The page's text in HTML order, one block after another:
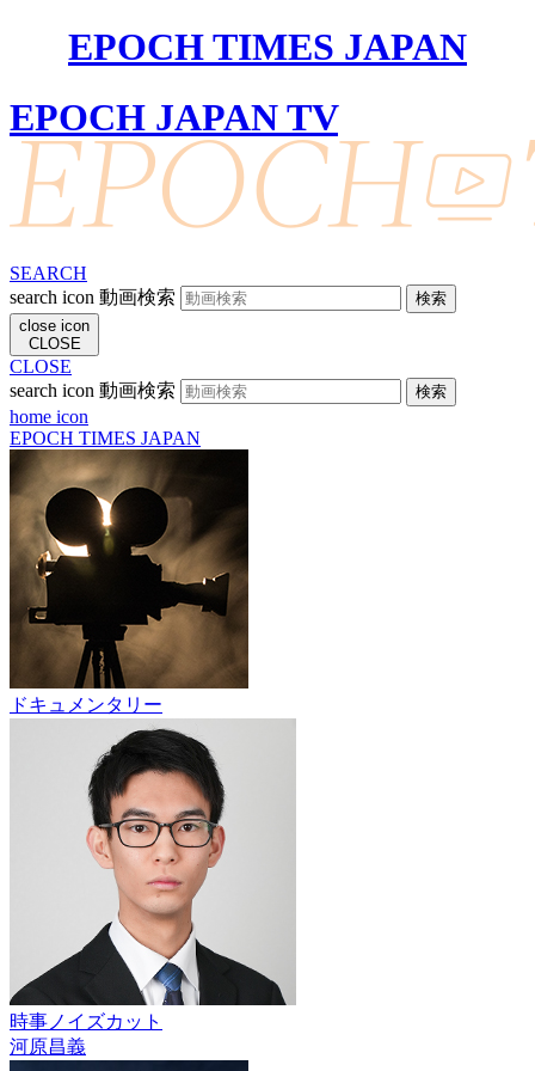
EPOCH TIMES JAPAN
EPOCH JAPAN TV
SEARCH
search icon 動画検索
close icon
CLOSE
CLOSE
search icon 動画検索
home icon
EPOCH TIMES JAPAN
ドキュメンタリー
時事ノイズカット
河原昌義